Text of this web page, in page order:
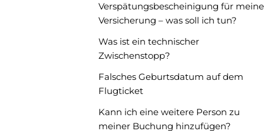
Verspätungsbescheinigung für meine
Versicherung – was soll ich tun?
Was ist ein technischer
Zwischenstopp?
Falsches Geburtsdatum auf dem
Flugticket
Kann ich eine weitere Person zu
meiner Buchung hinzufügen?